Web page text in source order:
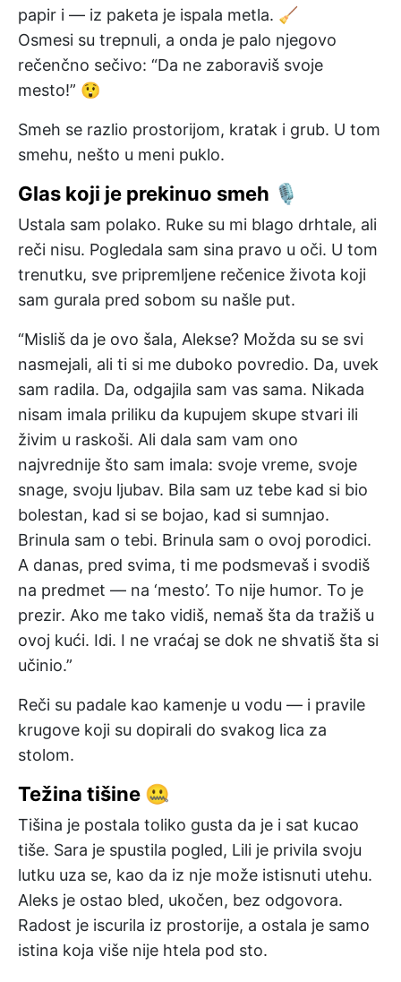
papir i — iz paketa je ispala metla. 🧹
Osmesi su trepnuli, a onda je palo njegovo
rečenčno sečivo: “Da ne zaboraviš svoje
mesto!” 😲
Smeh se razlio prostorijom, kratak i grub. U tom
smehu, nešto u meni puklo.
Glas koji je prekinuo smeh 🎙️
Ustala sam polako. Ruke su mi blago drhtale, ali
reči nisu. Pogledala sam sina pravo u oči. U tom
trenutku, sve pripremljene rečenice života koji
sam gurala pred sobom su našle put.
“Misliš da je ovo šala, Alekse? Možda su se svi
nasmejali, ali ti si me duboko povredio. Da, uvek
sam radila. Da, odgajila sam vas sama. Nikada
nisam imala priliku da kupujem skupe stvari ili
živim u raskoši. Ali dala sam vam ono
najvrednije što sam imala: svoje vreme, svoje
snage, svoju ljubav. Bila sam uz tebe kad si bio
bolestan, kad si se bojao, kad si sumnjao.
Brinula sam o tebi. Brinula sam o ovoj porodici.
A danas, pred svima, ti me podsmevaš i svodiš
na predmet — na ‘mesto’. To nije humor. To je
prezir. Ako me tako vidiš, nemaš šta da tražiš u
ovoj kući. Idi. I ne vraćaj se dok ne shvatiš šta si
učinio.”
Reči su padale kao kamenje u vodu — i pravile
krugove koji su dopirali do svakog lica za
stolom.
Težina tišine 🤐
Tišina je postala toliko gusta da je i sat kucao
tiše. Sara je spustila pogled, Lili je privila svoju
lutku uza se, kao da iz nje može istisnuti utehu.
Aleks je ostao bled, ukočen, bez odgovora.
Radost je iscurila iz prostorije, a ostala je samo
istina koja više nije htela pod sto.